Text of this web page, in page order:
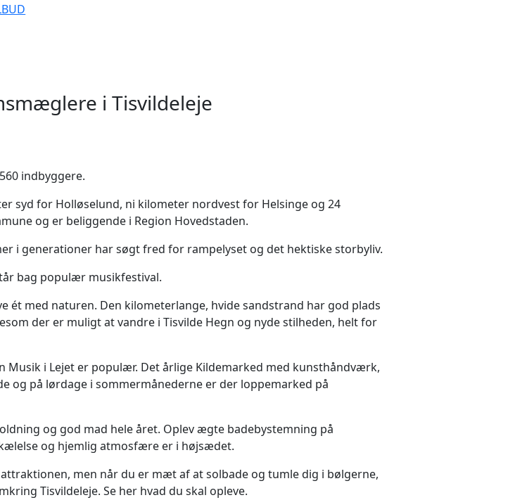
i Tisvildeleje
indbyggere.
syd for Holløselund, ni kilometer nordvest for Helsinge og 24
og er beliggende i Region Hovedstaden.
i generationer har søgt fred for rampelyset og det hektiske storbyliv.
bag populær musikfestival.
ét med naturen. Den kilometerlange, hvide sandstrand har god plads
der er muligt at vandre i Tisvilde Hegn og nyde stilheden, helt for
Musik i Lejet er populær. Det årlige Kildemarked med kunsthåndværk,
og på lørdage i sommermånederne er der loppemarked på
og god mad hele året. Oplev ægte badebystemning på
og hjemlig atmosfære er i højsædet.
men når du er mæt af at solbade og tumle dig i bølgerne,
Tisvildeleje. Se her hvad du skal opleve.